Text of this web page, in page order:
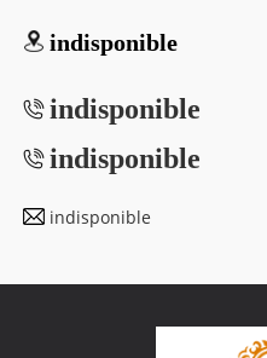
indisponible
indisponible
indisponible
indisponible